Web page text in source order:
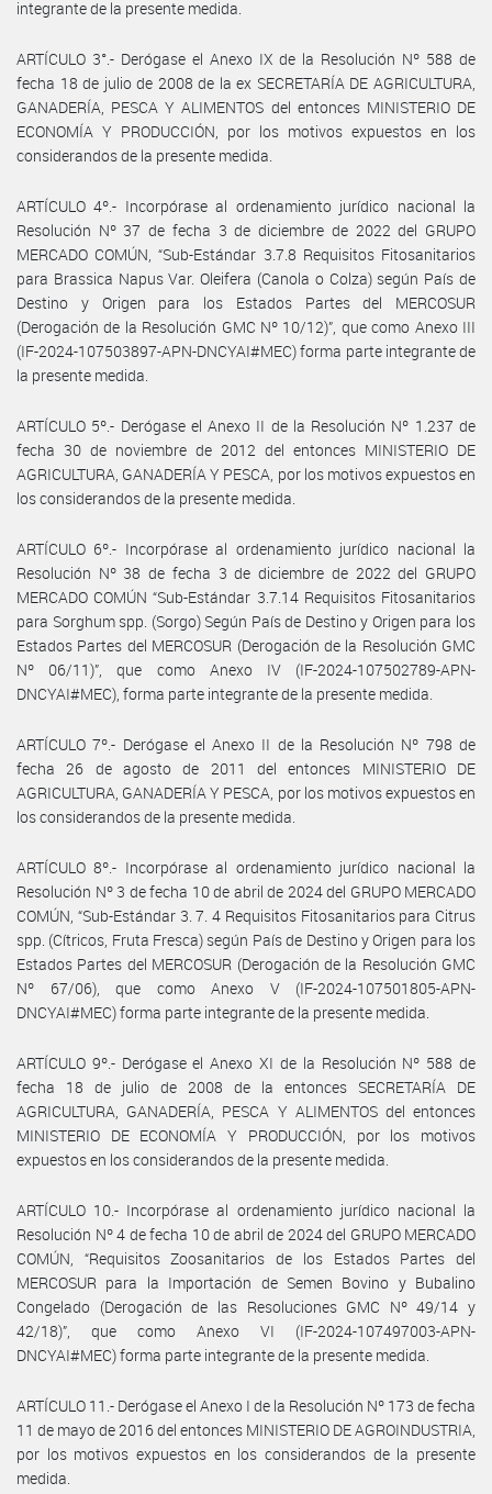
integrante de la presente medida.
ARTÍCULO 3°.- Derógase el Anexo IX de la Resolución Nº 588 de
fecha 18 de julio de 2008 de la ex SECRETARÍA DE AGRICULTURA,
GANADERÍA, PESCA Y ALIMENTOS del entonces MINISTERIO DE
ECONOMÍA Y PRODUCCIÓN, por los motivos expuestos en los
considerandos de la presente medida.
ARTÍCULO 4º.- Incorpórase al ordenamiento jurídico nacional la
Resolución Nº 37 de fecha 3 de diciembre de 2022 del GRUPO
MERCADO COMÚN, “Sub-Estándar 3.7.8 Requisitos Fitosanitarios
para Brassica Napus Var. Oleifera (Canola o Colza) según País de
Destino y Origen para los Estados Partes del MERCOSUR
(Derogación de la Resolución GMC Nº 10/12)”, que como Anexo III
(IF-2024-107503897-APN-DNCYAI#MEC) forma parte integrante de
la presente medida.
ARTÍCULO 5º.- Derógase el Anexo II de la Resolución Nº 1.237 de
fecha 30 de noviembre de 2012 del entonces MINISTERIO DE
AGRICULTURA, GANADERÍA Y PESCA, por los motivos expuestos en
los considerandos de la presente medida.
ARTÍCULO 6º.- Incorpórase al ordenamiento jurídico nacional la
Resolución Nº 38 de fecha 3 de diciembre de 2022 del GRUPO
MERCADO COMÚN “Sub-Estándar 3.7.14 Requisitos Fitosanitarios
para Sorghum spp. (Sorgo) Según País de Destino y Origen para los
Estados Partes del MERCOSUR (Derogación de la Resolución GMC
Nº 06/11)”, que como Anexo IV (IF-2024-107502789-APN-
DNCYAI#MEC), forma parte integrante de la presente medida.
ARTÍCULO 7º.- Derógase el Anexo II de la Resolución Nº 798 de
fecha 26 de agosto de 2011 del entonces MINISTERIO DE
AGRICULTURA, GANADERÍA Y PESCA, por los motivos expuestos en
los considerandos de la presente medida.
ARTÍCULO 8º.- Incorpórase al ordenamiento jurídico nacional la
Resolución Nº 3 de fecha 10 de abril de 2024 del GRUPO MERCADO
COMÚN, “Sub-Estándar 3. 7. 4 Requisitos Fitosanitarios para Citrus
spp. (Cítricos, Fruta Fresca) según País de Destino y Origen para los
Estados Partes del MERCOSUR (Derogación de la Resolución GMC
Nº 67/06), que como Anexo V (IF-2024-107501805-APN-
DNCYAI#MEC) forma parte integrante de la presente medida.
ARTÍCULO 9º.- Derógase el Anexo XI de la Resolución Nº 588 de
fecha 18 de julio de 2008 de la entonces SECRETARÍA DE
AGRICULTURA, GANADERÍA, PESCA Y ALIMENTOS del entonces
MINISTERIO DE ECONOMÍA Y PRODUCCIÓN, por los motivos
expuestos en los considerandos de la presente medida.
ARTÍCULO 10.- Incorpórase al ordenamiento jurídico nacional la
Resolución Nº 4 de fecha 10 de abril de 2024 del GRUPO MERCADO
COMÚN, “Requisitos Zoosanitarios de los Estados Partes del
MERCOSUR para la Importación de Semen Bovino y Bubalino
Congelado (Derogación de las Resoluciones GMC Nº 49/14 y
42/18)”, que como Anexo VI (IF-2024-107497003-APN-
DNCYAI#MEC) forma parte integrante de la presente medida.
ARTÍCULO 11.- Derógase el Anexo I de la Resolución Nº 173 de fecha
11 de mayo de 2016 del entonces MINISTERIO DE AGROINDUSTRIA,
por los motivos expuestos en los considerandos de la presente
medida.